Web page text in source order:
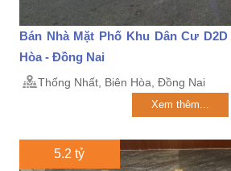
Bán Nhà Mặt Phố Khu Dân Cư
Hòa - Đồng Nai
Thống Nhất, Biên Hòa, Đồng Nai
Xem thêm...
5.2 tỷ